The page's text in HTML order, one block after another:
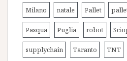
Milano natale Pallet
Pasqua Puglia robot
supplychain Taranto TNT